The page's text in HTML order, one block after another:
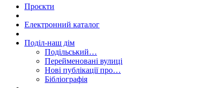
Проєкти
Електронний каталог
Поділ-наш дім
Подільський…
Перейменовані вулиці
Нові публікації про…
Бібліографія